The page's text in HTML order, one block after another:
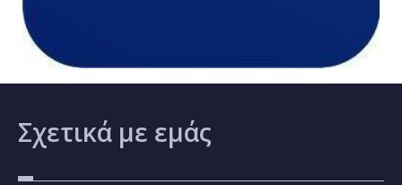
Σχετικά με εμάς